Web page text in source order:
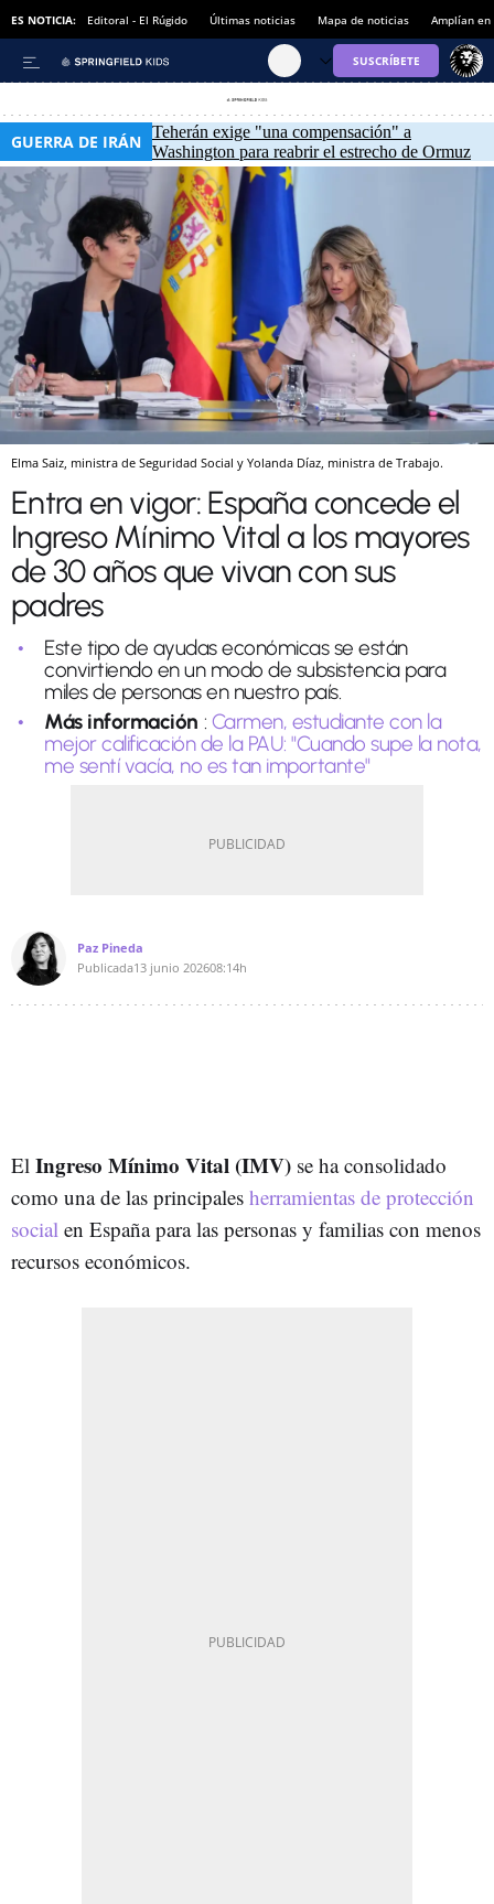
ES NOTICIA: Editoral - El Rúgido Últimas noticias Mapa de noticias Amplían
GUERRA DE IRÁN Teherán exige "una compensación" a
Washington para reabrir el estrecho de Ormuz
Elma Saiz, ministra de Seguridad Social y Yolanda Díaz, ministra de Trabajo.
Entra en vigor: España concede el
Ingreso Mínimo Vital a los mayores
de 30 años que vivan con sus
padres
Este tipo de ayudas económicas se están
convirtiendo en un modo de subsistencia para
miles de personas en nuestro país.
Más información : Carmen, estudiante con la
mejor calificación de la PAU: "Cuando supe la nota,
me sentí vacía, no es tan importante"
Paz Pineda
Publicada13 junio 202608:14h
El Ingreso Mínimo Vital (IMV) se ha consolidado
como una de las principales herramientas de protección
social en España para las personas y familias con menos
recursos económicos.